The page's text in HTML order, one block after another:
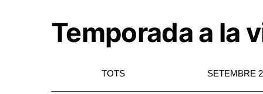
Temporada a la
TOTS SETEMBRE